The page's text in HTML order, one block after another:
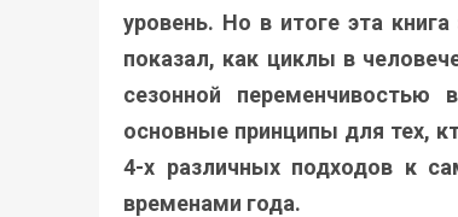
уровень. Но в итоге эта
показал, как циклы в
сезонной
основные принципы для тех,
4-х различных подходов к
временами года.